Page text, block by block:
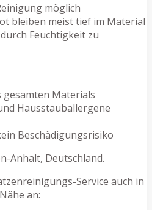
möglich
bleiben meist tief im Material
Feuchtigkeit zu
Materials
Hausstauballergene
Beschädigungsrisiko
Anhalt, Deutschland.
Service auch in
an: